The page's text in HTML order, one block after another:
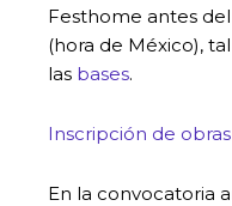
Festhome antes
(hora de México),
las bases.
Inscripción de obras
En la convocatoria